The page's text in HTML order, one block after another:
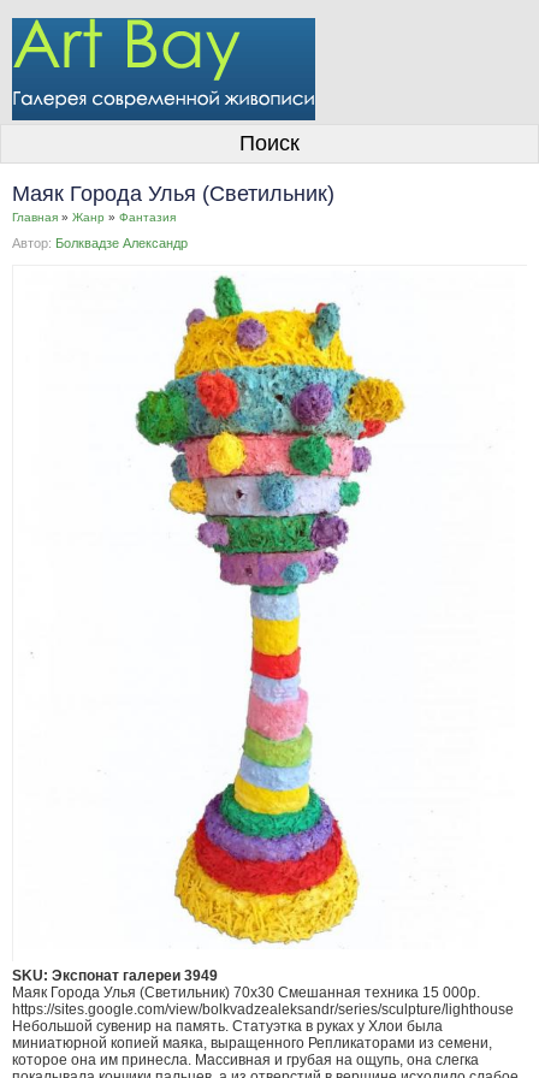
Информация для покупателей
Личный кабинет
Поиск
Маяк Города Улья (Светильник)
Главная » Жанр » Фантазия
Автор: Болквадзе Александр
SKU: Экспонат галереи 3949
Маяк Города Улья (Светильник) 70х30 Смешанная техника 15 000р.
https://sites.google.com/view/bolkvadzealeksandr/series/sculpture/lighthouse
Небольшой сувенир на память. Статуэтка в руках у Хлои была
миниатюрной копией маяка, выращенного Репликаторами из семени,
которое она им принесла. Массивная и грубая на ощупь, она слегка